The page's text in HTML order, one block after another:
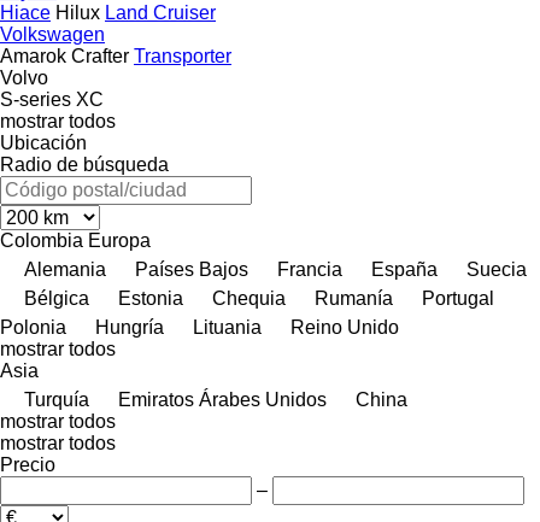
Hiace Hilux Land Cruiser
Volkswagen
Amarok Crafter Transporter
Volvo
S-series XC
mostrar todos
Ubicación
Radio de búsqueda
Colombia Europa
Alemania
Países Bajos Francia España
Suecia
Bélgica
Estonia Chequia Rumanía
Portugal
Polonia
Hungría Lituania
Reino Unido
mostrar todos
Asia
Turquía
Emiratos Árabes Unidos
China
mostrar todos
mostrar todos
Precio
–